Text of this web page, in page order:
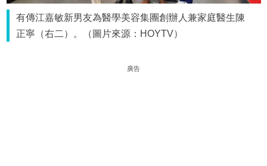
有傳江嘉敏新男友為醫學美容集團創辦人兼家庭醫生陳
正寧（右二）。（圖片來源：HOYTV）
廣告